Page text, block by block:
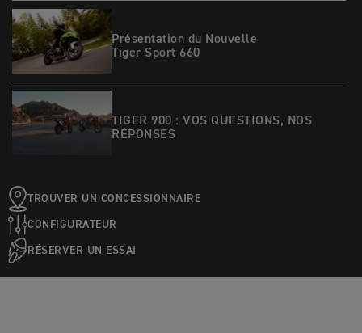
Présentation du Nouvelle
Tiger Sport 660
TIGER 900 : VOS QUESTIONS, NOS
RÉPONSES
TROUVER UN CONCESSIONNAIRE
CONFIGURATEUR
RÉSERVER UN ESSAI